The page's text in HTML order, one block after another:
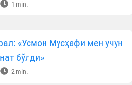
1 min.
«Усмон Мусҳафи мен учун
бўлди»
2 min.